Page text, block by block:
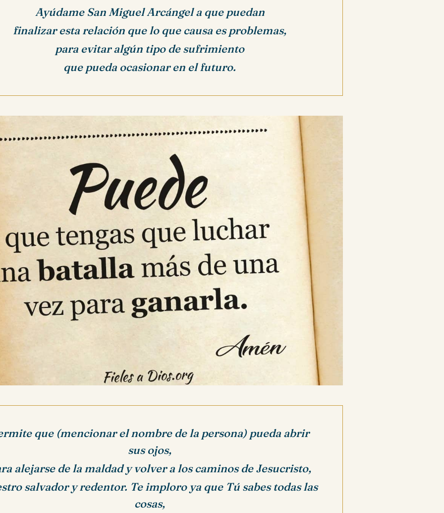
Ayúdame San Miguel Arcángel a que puedan
finalizar esta relación que lo que causa es problemas,
para evitar algún tipo de sufrimiento
que pueda ocasionar en el futuro.
que (mencionar el nombre de la persona) pueda abrir
sus ojos,
alejarse de la maldad y volver a los caminos de Jesucristo,
salvador y redentor. Te imploro ya que Tú sabes todas las
cosas,